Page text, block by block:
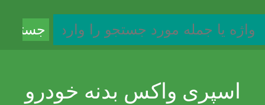
اسپری واکس بدنه خودرو